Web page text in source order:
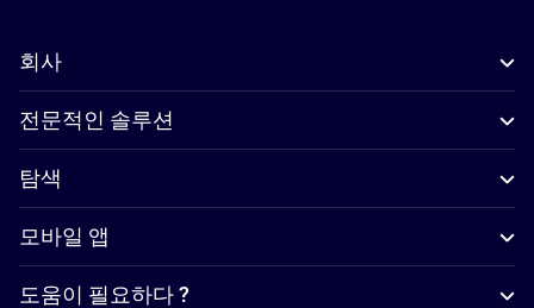
회사
전문적인 솔루션
탐색
모바일 앱
도움이 필요하다 ?